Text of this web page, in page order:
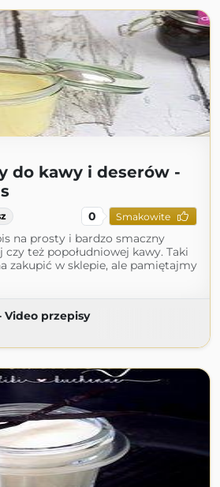
do kawy i deserów -
0 Smakowite
na prosty i bardzo smaczny
też popołudniowej kawy. Taki
zakupić w sklepie, ale pamiętajmy
Video przepisy